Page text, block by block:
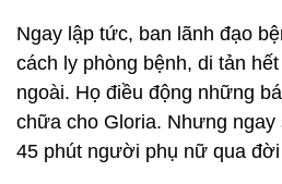
Ngay lập tức, ban lãnh đạo
cách ly phòng bệnh, di tản
ngoài. Họ điều động những
chữa cho Gloria. Nhưng
45 phút người phụ nữ qua